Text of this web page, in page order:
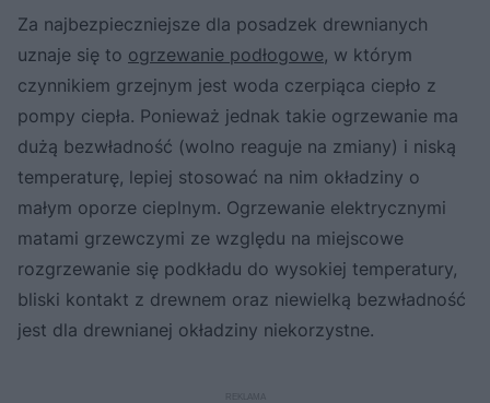
Za najbezpieczniejsze dla posadzek drewnianych
uznaje się to ogrzewanie podłogowe, w którym
czynnikiem grzejnym jest woda czerpiąca ciepło z
pompy ciepła. Ponieważ jednak takie ogrzewanie ma
dużą bezwładność (wolno reaguje na zmiany) i niską
temperaturę, lepiej stosować na nim okładziny o
małym oporze cieplnym. Ogrzewanie elektrycznymi
matami grzewczymi ze względu na miejscowe
rozgrzewanie się podkładu do wysokiej temperatury,
bliski kontakt z drewnem oraz niewielką bezwładność
jest dla drewnianej okładziny niekorzystne.